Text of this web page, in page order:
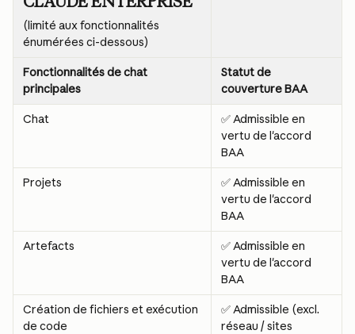
(limité aux fonctionnalités
énumérées ci-dessous)
Fonctionnalités de chat
principales
Statut de
couverture BAA
Chat
✅ Admissible en
vertu de l'accord
BAA
Projets
✅ Admissible en
vertu de l'accord
BAA
Artefacts
✅ Admissible en
vertu de l'accord
BAA
Création de fichiers et exécution
de code
✅ Admissible (excl.
réseau / sites